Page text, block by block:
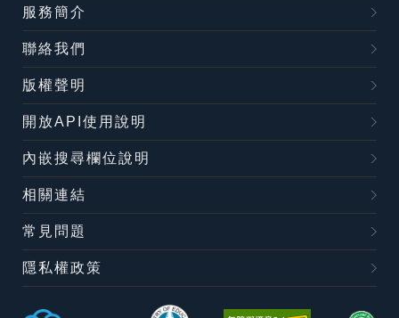
服務簡介
聯絡我們
版權聲明
開放API使用說明
內嵌搜尋欄位說明
相關連結
常見問題
隱私權政策